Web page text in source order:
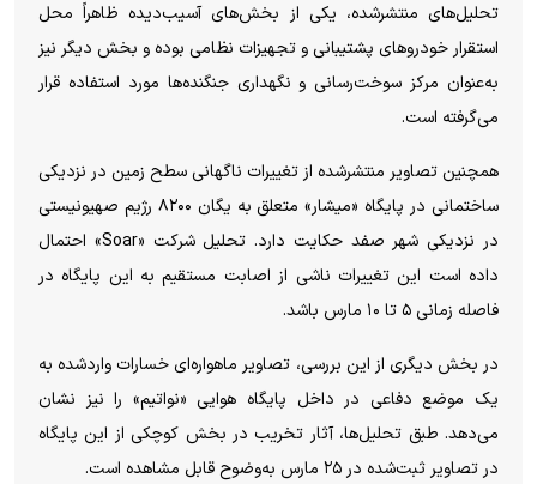
تحلیل‌های منتشرشده، یکی از بخش‌های آسیب‌دیده ظاهراً محل
استقرار خودرو‌های پشتیبانی و تجهیزات نظامی بوده و بخش دیگر نیز
به‌عنوان مرکز سوخت‌رسانی و نگهداری جنگنده‌ها مورد استفاده قرار
می‌گرفته است.
همچنین تصاویر منتشرشده از تغییرات ناگهانی سطح زمین در نزدیکی
ساختمانی در پایگاه «میشار» متعلق به یگان ۸۲۰۰ رژیم صهیونیستی
در نزدیکی شهر صفد حکایت دارد. تحلیل شرکت «Soar» احتمال
داده است این تغییرات ناشی از اصابت مستقیم به این پایگاه در
فاصله زمانی ۵ تا ۱۰ مارس باشد.
در بخش دیگری از این بررسی، تصاویر ماهواره‌ای خسارات واردشده به
یک موضع دفاعی در داخل پایگاه هوایی «نواتیم» را نیز نشان
می‌دهد. طبق تحلیل‌ها، آثار تخریب در بخش کوچکی از این پایگاه
در تصاویر ثبت‌شده در ۲۵ مارس به‌وضوح قابل مشاهده است.